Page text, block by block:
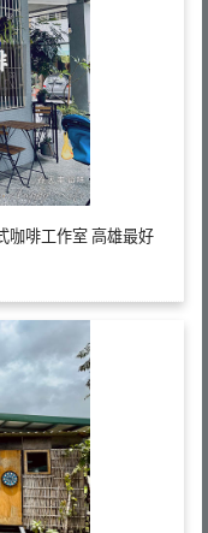
咖啡工作室 高雄最好